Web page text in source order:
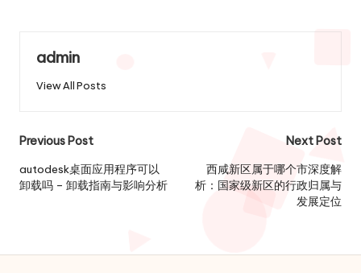
admin
View All Posts
Post
navigation
Previous Post
autodesk桌面应用程序可以
卸载吗 – 卸载指南与影响分析
Next Post
西咸新区属于哪个市深度解
析：国家级新区的行政归属与
发展定位